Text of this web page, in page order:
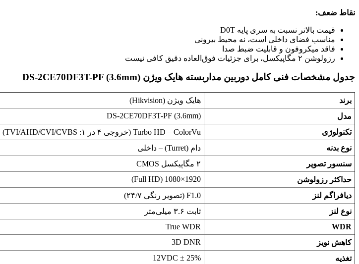
نقاط ضعف:
قیمت بالاتر نسبت به سری پایه D0T
مناسب فضای داخلی است، نه محیط بیرونی
فاقد میکروفون و قابلیت ضبط صدا
رزولوشن ۲ مگاپیکسل، برای جزئیات فوق‌العاده دقیق کافی نیست
جدول مشخصات فنی کامل دوربین مداربسته هایک ویژن DS-2CE70DF3T-PF (3.6mm)
برند
هایک ویژن (Hikvision)
مدل
DS-2CE70DF3T-PF (3.6mm)
تکنولوژی
Turbo HD – ColorVu (خروجی ۴ در ۱: TVI/AHD/CVI/CVBS)
نوع بدنه
دام (Turret) – داخلی
سنسور تصویر
۲ مگاپیکسل CMOS
حداکثر رزولوشن
1920×1080 (Full HD)
دیافراگم لنز
F1.0 (تصویر رنگی ۲۴/۷)
نوع لنز
ثابت ۳.۶ میلی‌متر
WDR
True WDR
کاهش نویز
3D DNR
تغذیه
12VDC ± 25%